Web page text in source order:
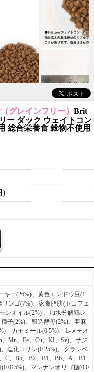
グレインフリー） Brit
ー ダック ウェイトコン
総合栄養食 穀物不使用
)
キー(26%)、黄色エンドウ豆(1
ンゴ(7%)、家禽脂肪(トコフェ
ンオイル(2%) 、加水分解鶏レ
子(2%)、醸造酵母(2%)、亜麻
、カモミール(0.5%)、L-メチオ
Mn、Fe、Cu、KI、Se)、サジ
塩化コリン(0.25%)、クランベ
C、B5、B2、B1、B6、A、B1
、マンナンオリゴ糖(0.0